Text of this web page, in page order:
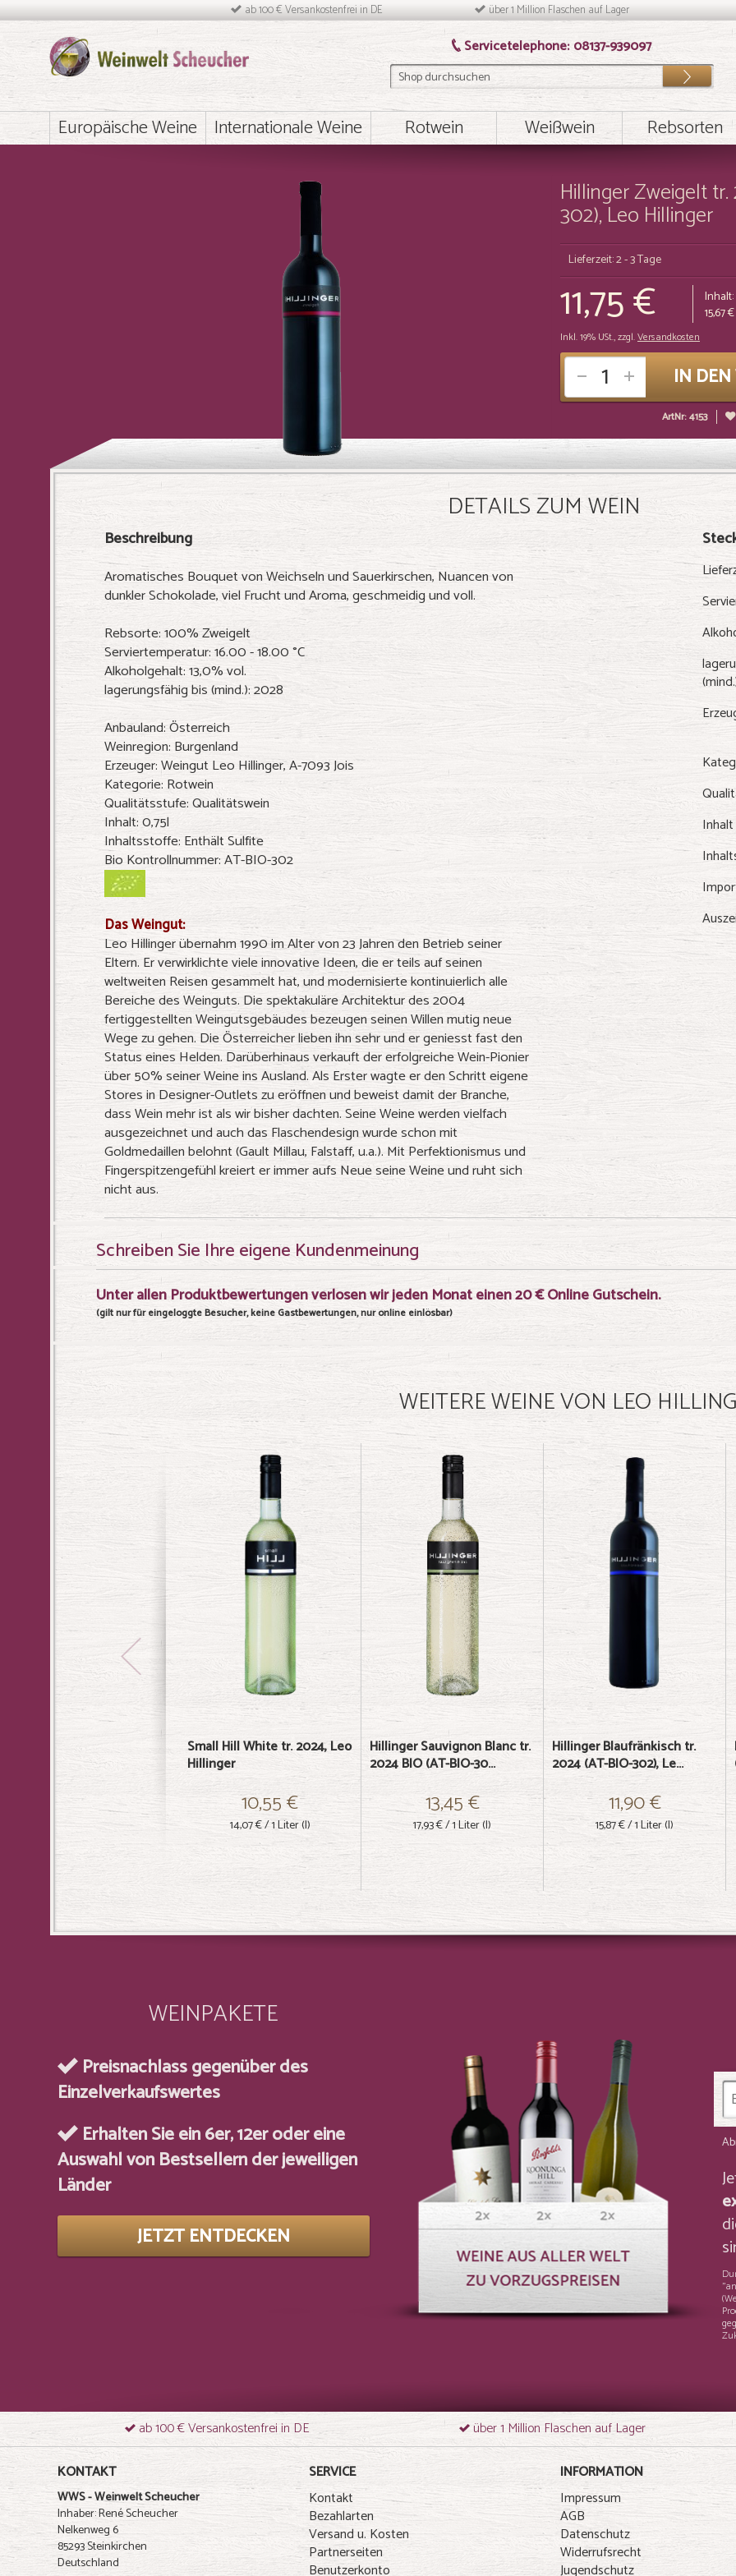
ab 100 € Versankostenfrei in DE über 1 Million Flaschen auf Lager
Servicetelephone: 08137-939097
Los
Europäische Weine Internationale Weine Rotwein Weißwein Rebsorten
Hillinger Zweigelt
302), Leo Hillinger
Lieferzeit: 2 - 3 Tage
11,75 €
Inkl. 19% USt.,zzgl.Versandkosten
Inhalt:
15,67 €
IN
ArtNr: 4153
DETAILS ZUM WEIN
Beschreibung
Aromatisches Bouquet von Weichseln und Sauerkirschen, Nuancen von
dunkler Schokolade, viel Frucht und Aroma, geschmeidig und voll.
Rebsorte: 100% Zweigelt
Serviertemperatur: 16.00 - 18.00 °C
Alkoholgehalt: 13,0% vol.
lagerungsfähig bis (mind.): 2028
Anbauland: Österreich
Weinregion: Burgenland
Erzeuger: Weingut Leo Hillinger, A-7093 Jois
Kategorie: Rotwein
Qualitätsstufe: Qualitätswein
Inhalt: 0,75l
Inhaltsstoffe: Enthält Sulfite
Bio Kontrollnummer: AT-BIO-302
Das Weingut:
Leo Hillinger übernahm 1990 im Alter von 23 Jahren den Betrieb seiner
Eltern. Er verwirklichte viele innovative Ideen, die er teils auf seinen
weltweiten Reisen gesammelt hat, und modernisierte kontinuierlich alle
Bereiche des Weinguts. Die spektakuläre Architektur des 2004
fertiggestellten Weingutsgebäudes bezeugen seinen Willen mutig neue
Wege zu gehen. Die Österreicher lieben ihn sehr und er geniesst fast den
Status eines Helden. Darüberhinaus verkauft der erfolgreiche Wein-Pionier
über 50% seiner Weine ins Ausland. Als Erster wagte er den Schritt eigene
Stores in Designer-Outlets zu eröffnen und beweist damit der Branche,
dass Wein mehr ist als wir bisher dachten. Seine Weine werden vielfach
ausgezeichnet und auch das Flaschendesign wurde schon mit
Goldmedaillen belohnt (Gault Millau, Falstaff, u.a.). Mit Perfektionismus und
Fingerspitzengefühl kreiert er immer aufs Neue seine Weine und ruht sich
nicht aus.
Inhalt
Schreiben Sie Ihre eigene Kundenmeinung
Unter allen Produktbewertungen verlosen wir jeden Monat einen 20 € Online Gutschein.
(gilt nur für eingeloggte Besucher, keine Gastbewertungen, nur online einlösbar)
WEITERE WEINE VON LEO
Small Hill White tr. 2024, Leo
Hillinger
10,55 €
14,07 €/ 1 Liter (l)
Hillinger Sauvignon Blanc tr.
2024 BIO (AT-BIO-30...
13,45 €
17,93 €/ 1 Liter (l)
Hillinger Blaufränkisch tr.
2024 (AT-BIO-302), Le...
11,90 €
15,87 €/ 1 Liter (l)
WEINPAKETE
Preisnachlass gegenüber des
Einzelverkaufswertes
Erhalten Sie ein 6er, 12er oder eine
Auswahl von Bestsellern der jeweiligen
Länder
JETZT ENTDECKEN
ab 100 € Versankostenfrei in DE
über 1 Million Flaschen auf Lager
KONTAKT
WWS - Weinwelt Scheucher
Inhaber: René Scheucher
Nelkenweg 6
85293 Steinkirchen
Deutschland
SERVICE
Kontakt
Bezahlarten
Versand u. Kosten
Partnerseiten
Benutzerkonto
INFORMATION
Impressum
AGB
Datenschutz
Widerrufsrecht
Jugendschutz